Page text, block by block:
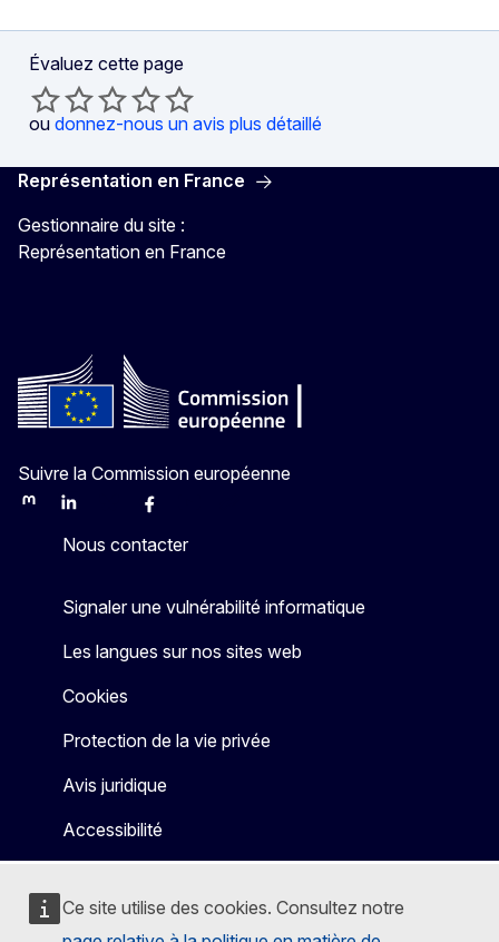
Ce site utilise des cookies. Consultez notre
Évaluez cette page
ou donnez-nous un avis plus détaillé
Représentation en France
Gestionnaire du site :
Représentation en France
Suivre la Commission européenne
MastodonLinkedInBlueskyFacebook
Nous contacter
Signaler une vulnérabilité informatique
Les langues sur nos sites web
Cookies
Protection de la vie privée
Avis juridique
Accessibilité